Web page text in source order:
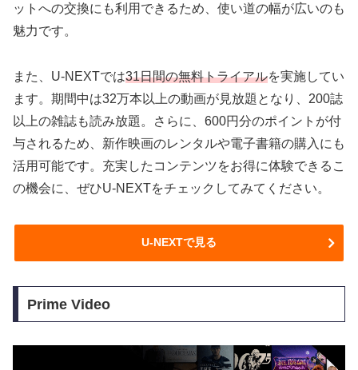
ットへの交換にも利用できるため、使い道の幅が広いのも
魅力です。
また、U-NEXTでは31日間の無料トライアルを実施してい
ます。期間中は32万本以上の動画が見放題となり、200誌
以上の雑誌も読み放題。さらに、600円分のポイントが付
与されるため、新作映画のレンタルや電子書籍の購入にも
活用可能です。充実したコンテンツをお得に体験できるこ
の機会に、ぜひU-NEXTをチェックしてみてください。
U-NEXTで見る
Prime Video